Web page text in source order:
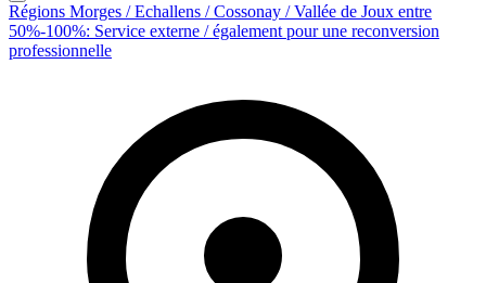
Régions Morges / Echallens / Cossonay / Vallée de Joux entre
50%-100%: Service externe / également pour une reconversion
professionnelle